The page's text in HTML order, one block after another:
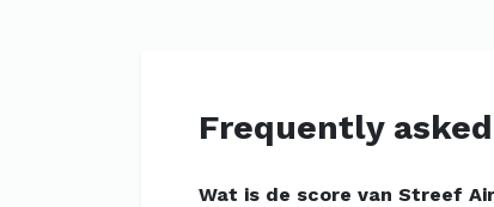
Frequently
Wat is de score van Streef